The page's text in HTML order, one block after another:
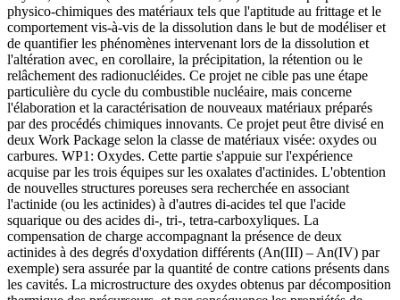
physico-chimiques des matériaux tels que l'aptitude au frittage et le
comportement vis-à-vis de la dissolution dans le but de modéliser et
de quantifier les phénomènes intervenant lors de la dissolution et
l'altération avec, en corollaire, la précipitation, la rétention ou le
relâchement des radionucléides. Ce projet ne cible pas une étape
particulière du cycle du combustible nucléaire, mais concerne
l'élaboration et la caractérisation de nouveaux matériaux préparés
par des procédés chimiques innovants. Ce projet peut être divisé en
deux Work Package selon la classe de matériaux visée: oxydes ou
carbures. WP1: Oxydes. Cette partie s'appuie sur l'expérience
acquise par les trois équipes sur les oxalates d'actinides. L'obtention
de nouvelles structures poreuses sera recherchée en associant
l'actinide (ou les actinides) à d'autres di-acides tel que l'acide
squarique ou des acides di-, tri-, tetra-carboxyliques. La
compensation de charge accompagnant la présence de deux
actinides à des degrés d'oxydation différents (An(III) – An(IV) par
exemple) sera assurée par la quantité de contre cations présents dans
les cavités. La microstructure des oxydes obtenus par décomposition